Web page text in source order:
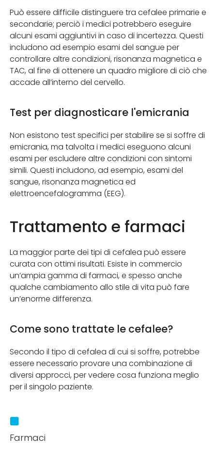
Può essere difficile distinguere tra cefalee primarie e
secondarie; perciò i medici potrebbero eseguire
alcuni esami aggiuntivi in caso di incertezza. Questi
includono ad esempio esami del sangue per
controllare altre condizioni, risonanza magnetica e
TAC, al fine di ottenere un quadro migliore di ciò che
accade all’interno del cervello.
Test per diagnosticare l'emicrania
Non esistono test specifici per stabilire se si soffre di
emicrania, ma talvolta i medici eseguono alcuni
esami per escludere altre condizioni con sintomi
simili. Questi includono, ad esempio, esami del
sangue, risonanza magnetica ed
elettroencefalogramma (EEG).
Trattamento e farmaci
La maggior parte dei tipi di cefalea può essere
curata con ottimi risultati. Esiste in commercio
un’ampia gamma di farmaci, e spesso anche
qualche cambiamento allo stile di vita può fare
un’enorme differenza.
Come sono trattate le cefalee?
Secondo il tipo di cefalea di cui si soffre, potrebbe
essere necessario provare una combinazione di
diversi approcci, per vedere cosa funziona meglio
per il singolo paziente.
Farmaci